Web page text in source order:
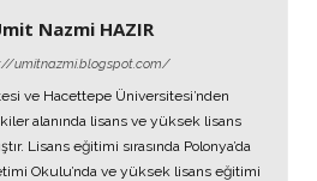
Nazmi HAZIR
umitnazmi.blogspot.com/
ve Hacettepe Üniversitesi’nden
alanında lisans ve yüksek lisans
Lisans eğitimi sırasında Polonya’da
Okulu’nda ve yüksek lisans eğitimi